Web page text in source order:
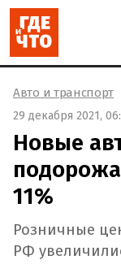
Авто и транспорт
29 декабря 2021,
Новые
11%
Розничные
РФ